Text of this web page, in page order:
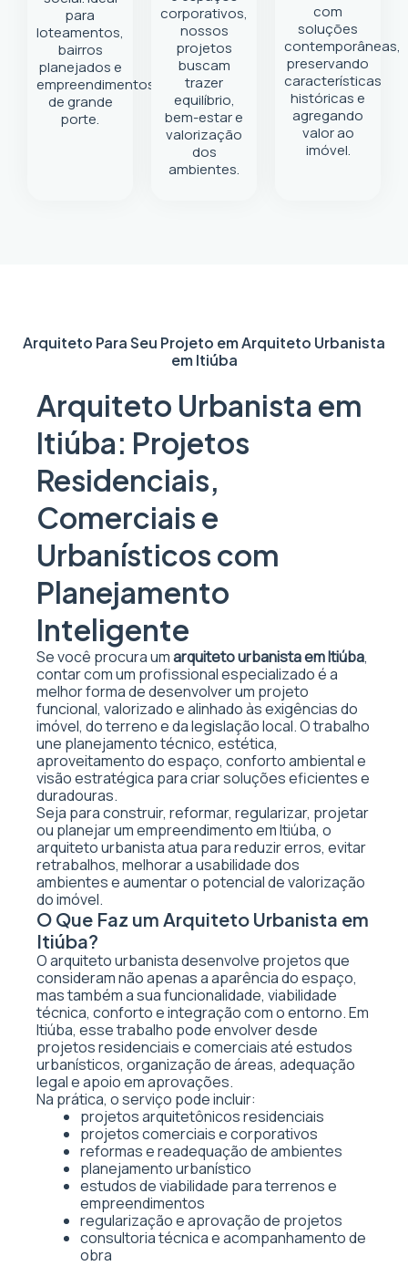
para
loteamentos,
bairros
planejados e
empreendimentos
de grande
porte.
corporativos,
nossos
projetos
buscam
trazer
equilíbrio,
bem-estar e
valorização
dos
ambientes.
com
soluções
contemporâneas,
preservando
características
históricas e
agregando
valor ao
imóvel.
Arquiteto Para Seu Projeto emArquiteto Urbanista
em Itiúba
Arquiteto Urbanista em
Itiúba: Projetos
Residenciais,
Comerciais e
Urbanísticos com
Planejamento
Inteligente
Se você procura umarquiteto urbanista em Itiúba,
contar com um profissional especializado é a
melhor forma de desenvolver um projeto
funcional, valorizado e alinhado às exigências do
imóvel, do terreno e da legislação local. O trabalho
une planejamento técnico, estética,
aproveitamento do espaço, conforto ambiental e
visão estratégica para criar soluções eficientes e
duradouras.
Seja para construir, reformar, regularizar, projetar
ou planejar um empreendimento em Itiúba, o
arquiteto urbanista atua para reduzir erros, evitar
retrabalhos, melhorar a usabilidade dos
ambientes e aumentar o potencial de valorização
do imóvel.
O Que Faz um Arquiteto Urbanista em
Itiúba?
O arquiteto urbanista desenvolve projetos que
consideram não apenas a aparência do espaço,
mas também a sua funcionalidade, viabilidade
técnica, conforto e integração com o entorno. Em
Itiúba, esse trabalho pode envolver desde
projetos residenciais e comerciais até estudos
urbanísticos, organização de áreas, adequação
legal e apoio em aprovações.
Na prática, o serviço pode incluir:
projetos arquitetônicos residenciais
projetos comerciais e corporativos
reformas e readequação de ambientes
planejamento urbanístico
estudos de viabilidade para terrenos e
empreendimentos
regularização e aprovação de projetos
consultoria técnica e acompanhamento de
obra